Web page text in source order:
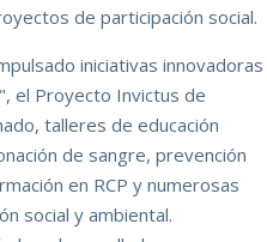
de participación social.
iniciativas innovadoras
el Proyecto Invictus de
talleres de educación
de sangre, prevención
en RCP y numerosas
social y ambiental.